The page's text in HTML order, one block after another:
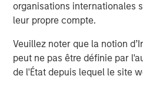
organisations internationales
leur propre compte.
Veuillez noter que la notion
peut ne pas être définie par
de l'État depuis lequel le site
Europe, growth remains
lower exports and the delay in
in 2H’26 helped by more
public spending and a
growth is expected to remain